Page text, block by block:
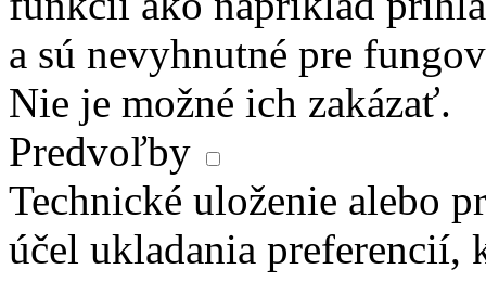
a sú nevyhnutné pre
Nie je možné ich zakázať.
Predvoľby
Technické uloženie alebo
účel ukladania preferencií,